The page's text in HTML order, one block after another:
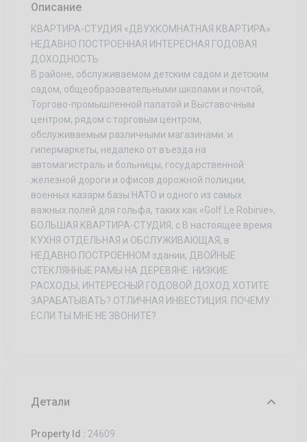
Описание
КВАРТИРА-СТУДИЯ «ДВУХКОМНАТНАЯ КВАРТИРА»
НЕДАВНО ПОСТРОЕННАЯ ИНТЕРЕСНАЯ ГОДОВАЯ
ДОХОДНОСТЬ
В районе, обслуживаемом детским садом и детским
садом, общеобразовательными школами и почтой,
Торгово-промышленной палатой и Выставочным
центром, рядом с торговым центром,
обслуживаемым различными магазинами. и
гипермаркеты, недалеко от въезда на
автомагистраль и больницы, государственной
железной дороги и офисов дорожной полиции,
военных казарм базы НАТО и одного из самых
важных полей для гольфа, таких как «Golf Le Robinie»,
БОЛЬШАЯ КВАРТИРА-СТУДИЯ, с В настоящее время
КУХНЯ ОТДЕЛЬНАЯ и ОБСЛУЖИВАЮЩАЯ, в
НЕДАВНО ПОСТРОЕННОМ здании, ДВОЙНЫЕ
СТЕКЛЯННЫЕ РАМЫ НА ДЕРЕВЯНЕ. НИЗКИЕ
РАСХОДЫ, ИНТЕРЕСНЫЙ ГОДОВОЙ ДОХОД ХОТИТЕ
ЗАРАБАТЫВАТЬ? ОТЛИЧНАЯ ИНВЕСТИЦИЯ. ПОЧЕМУ
ЕСЛИ ТЫ МНЕ НЕ ЗВОНИТЕ?
Детали
Property Id : 24609